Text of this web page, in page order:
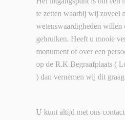
te zetten waarbij wij zoveel
wetenswaardigheden willen
gebruiken. Heeft u mooie
monument of over een
op de R.K Begraafplaats (
) dan vernemen wij dit
U kunt altijd met ons